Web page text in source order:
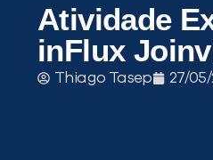
Atividade
inFlux
Thiago Tasep 27/05/